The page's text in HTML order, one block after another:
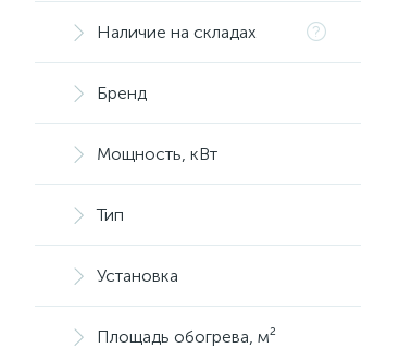
Наличие на складах
Бренд
Мощность, кВт
Тип
Установка
Площадь обогрева, м²